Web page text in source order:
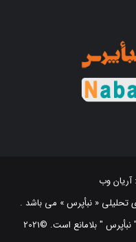
تحلیلی « نبأپرس » می باشد .
استفاده از اخبار و نقل مطالب با ذکر منبع "‌ نبأپرس " بلامانع است. ©2021
NabaaPress News Agency